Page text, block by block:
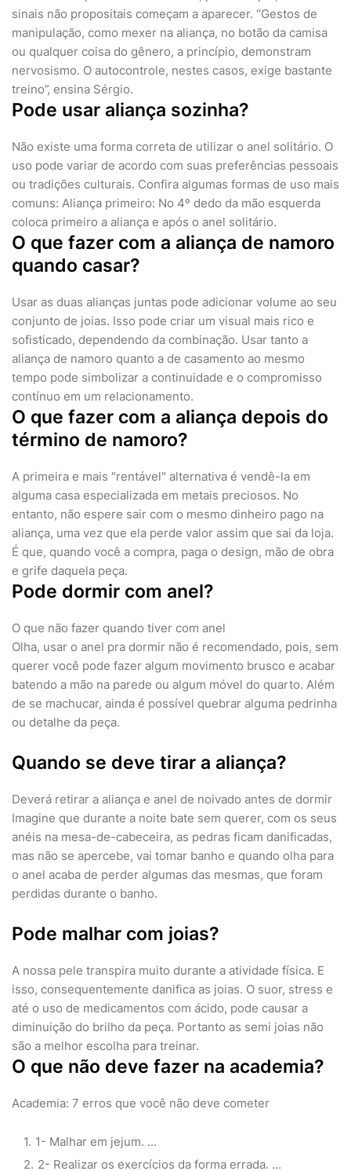
sinais não propositais começam a aparecer. “Gestos de
manipulação, como mexer na aliança, no botão da camisa
ou qualquer coisa do gênero, a princípio, demonstram
nervosismo. O autocontrole, nestes casos, exige bastante
treino”, ensina Sérgio.
Pode usar aliança sozinha?
Não existe uma forma correta de utilizar o anel solitário. O
uso pode variar de acordo com suas preferências pessoais
ou tradições culturais. Confira algumas formas de uso mais
comuns: Aliança primeiro: No 4º dedo da mão esquerda
coloca primeiro a aliança e após o anel solitário.
O que fazer com a aliança de namoro
quando casar?
Usar as duas alianças juntas pode adicionar volume ao seu
conjunto de joias. Isso pode criar um visual mais rico e
sofisticado, dependendo da combinação. Usar tanto a
aliança de namoro quanto a de casamento ao mesmo
tempo pode simbolizar a continuidade e o compromisso
contínuo em um relacionamento.
O que fazer com a aliança depois do
término de namoro?
A primeira e mais "rentável" alternativa é vendê-la em
alguma casa especializada em metais preciosos. No
entanto, não espere sair com o mesmo dinheiro pago na
aliança, uma vez que ela perde valor assim que sai da loja.
É que, quando você a compra, paga o design, mão de obra
e grife daquela peça.
Pode dormir com anel?
O que não fazer quando tiver com anel
Olha, usar o anel pra dormir não é recomendado, pois, sem
querer você pode fazer algum movimento brusco e acabar
batendo a mão na parede ou algum móvel do quarto. Além
de se machucar, ainda é possível quebrar alguma pedrinha
ou detalhe da peça.
Quando se deve tirar a aliança?
Deverá retirar a aliança e anel de noivado antes de dormir
Imagine que durante a noite bate sem querer, com os seus
anéis na mesa-de-cabeceira, as pedras ficam danificadas,
mas não se apercebe, vai tomar banho e quando olha para
o anel acaba de perder algumas das mesmas, que foram
perdidas durante o banho.
Pode malhar com joias?
A nossa pele transpira muito durante a atividade física. E
isso, consequentemente danifica as joias. O suor, stress e
até o uso de medicamentos com ácido, pode causar a
diminuição do brilho da peça. Portanto as semi joias não
são a melhor escolha para treinar.
O que não deve fazer na academia?
Academia: 7 erros que você não deve cometer
1- Malhar em jejum. ...
2- Realizar os exercícios da forma errada. ...